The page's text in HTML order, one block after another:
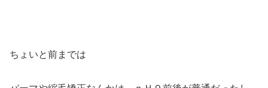
ちょいと前までは